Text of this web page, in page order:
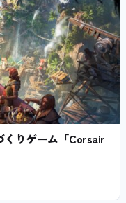
りゲーム「Corsair